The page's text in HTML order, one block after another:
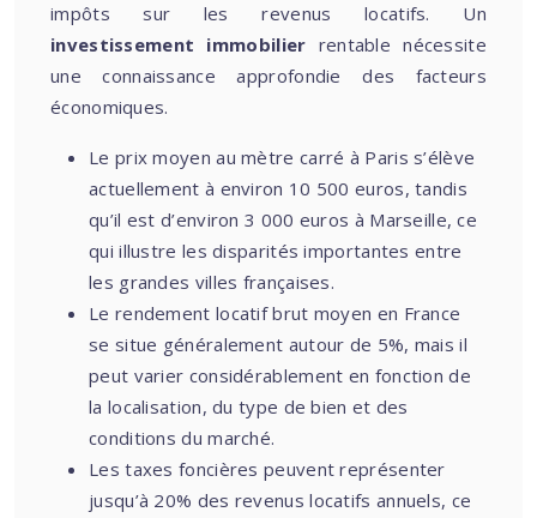
impôts sur les revenus locatifs. Un
investissement immobilier rentable nécessite
une connaissance approfondie des facteurs
économiques.
Le prix moyen au mètre carré à Paris s’élève
actuellement à environ 10 500 euros, tandis
qu’il est d’environ 3 000 euros à Marseille, ce
qui illustre les disparités importantes entre
les grandes villes françaises.
Le rendement locatif brut moyen en France
se situe généralement autour de 5%, mais il
peut varier considérablement en fonction de
la localisation, du type de bien et des
conditions du marché.
Les taxes foncières peuvent représenter
jusqu’à 20% des revenus locatifs annuels, ce